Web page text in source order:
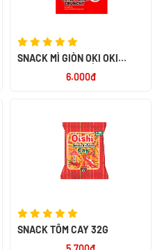
SNACK MÌ GIÒN OKI OKI
6.000đ
SNACK TÔM CAY 32G